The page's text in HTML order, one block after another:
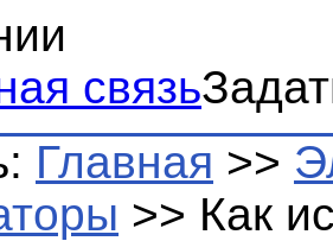
связь
Главная >>
>> Как